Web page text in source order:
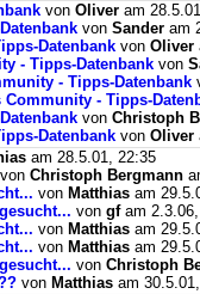
von Oliver am
von Sander am
Datenbank von Oliver
- Tipps-Datenbank von
- Tipps-Datenbank
Community - Tipps-
von Christoph
Datenbank von Oliver
am 28.5.01, 22:35
von Christoph Bergmann
von Matthias am
von gfam
von Matthias am
von Matthias am
von Christoph
von Matthias am